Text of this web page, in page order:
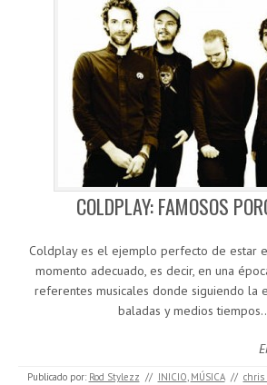
COLDPLAY: FAMOSOS
Coldplay es el ejemplo perfecto de estar
momento adecuado, es decir, en una
referentes musicales donde siguiendo la
baladas y medios
Publicado por: Rod Stylezz // INICIO, MÚSICA // chris